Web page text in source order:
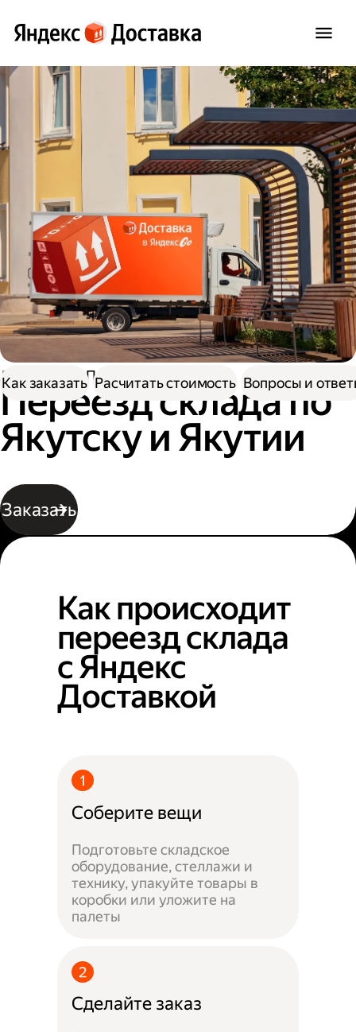
Доставка Переезд склада
Переезд склада по
Якутску и Якутии
Заказать
Как заказать Расчитать стоимость Вопросы и
Как происходит
переезд склада
с Яндекс
Доставкой
Соберите вещи
Подготовьте складское
оборудование, стеллажи и
технику, упакуйте товары в
коробки или уложите на
палеты
Сделайте заказ